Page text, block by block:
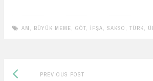
AM BÜYÜK MEME GÖT İFŞA SAKSO TÜRK
Post
PREVIOUS POSTPrevious